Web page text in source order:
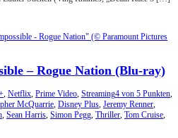
– Rogue Nation (Blu-ray)
Netflix Prime Video Streaming4 von 5 Punkten
McQuarrie Disney Plus Jeremy Renner
Sean Harris Simon Pegg Thriller Tom Cruise